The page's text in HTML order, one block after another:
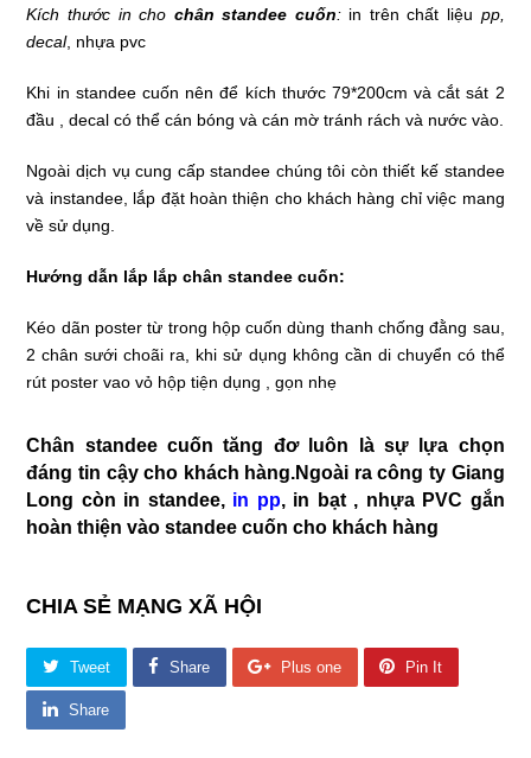
Kích thước in cho chân standee cuốn:in trên chất liệu pp,
decal, nhựa pvc
Khi in standee cuốn nên để kích thước 79*200cm và cắt sát 2
đầu , decal có thể cán bóng và cán mờ tránh rách và nước vào.
Ngoài dịch vụ cung cấp standee chúng tôi còn thiết kế standee
và instandee, lắp đặt hoàn thiện cho khách hàng chỉ việc mang
về sử dụng.
Hướng dẫn lắp lắp chân standee cuốn:
Kéo dãn poster từ trong hộp cuốn dùng thanh chống đằng sau,
2 chân sưới choãi ra, khi sử dụng không cần di chuyển có thể
rút poster vao vỏ hộp tiện dụng , gọn nhẹ
Chân standee cuốn tăng đơ luôn là sự lựa chọn
đáng tin cậy cho khách hàng.Ngoài ra công ty Giang
Long còn in standee, in pp, in bạt , nhựa PVC gắn
hoàn thiện vào standee cuốn cho khách hàng
CHIA SẺ MẠNG XÃ HỘI
Tweet Share Plus one Pin It
Share